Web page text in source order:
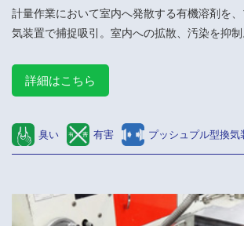
計量作業において室内へ発散する有機溶剤を
気装置で捕捉吸引。室内への拡散、汚染を抑制
詳細はこちら
臭い 有害 プッシュプル型換気